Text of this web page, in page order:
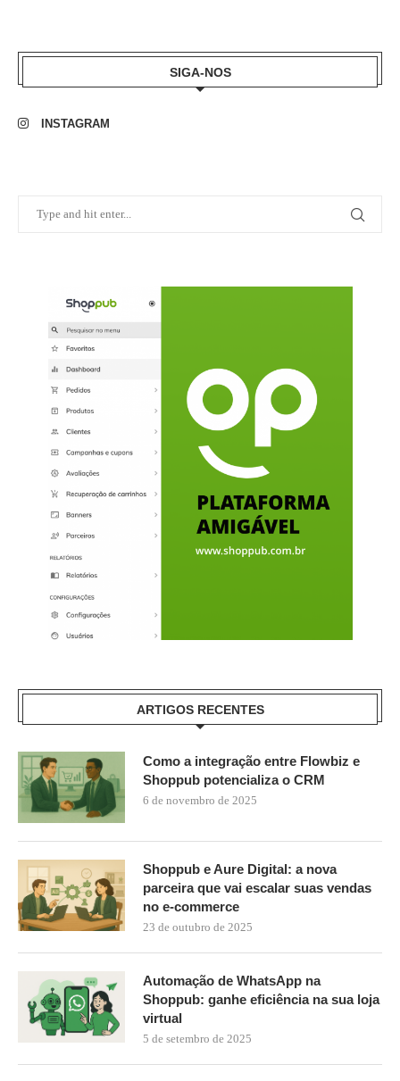
SIGA-NOS
INSTAGRAM
ARTIGOS RECENTES
Como a integração entre Flowbiz e
Shoppub potencializa o CRM
6 de novembro de 2025
Shoppub e Aure Digital: a nova
parceira que vai escalar suas vendas
no e-commerce
23 de outubro de 2025
Automação de WhatsApp na
Shoppub: ganhe eficiência na sua loja
virtual
5 de setembro de 2025